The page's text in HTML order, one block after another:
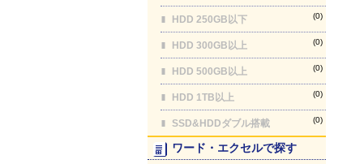
HDD 250GB以下 (0)
HDD 300GB以上 (0)
HDD 500GB以上 (0)
HDD 1TB以上 (0)
SSD&HDDダブル搭載 (0)
ワード・エクセルで探す